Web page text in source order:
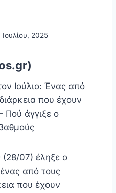
Ιουλίου, 2025
Ιούλιο: Ένας από
που έχουν
Πού άγγιξε ο
(28/07) έληξε ο
από τους
που έχουν